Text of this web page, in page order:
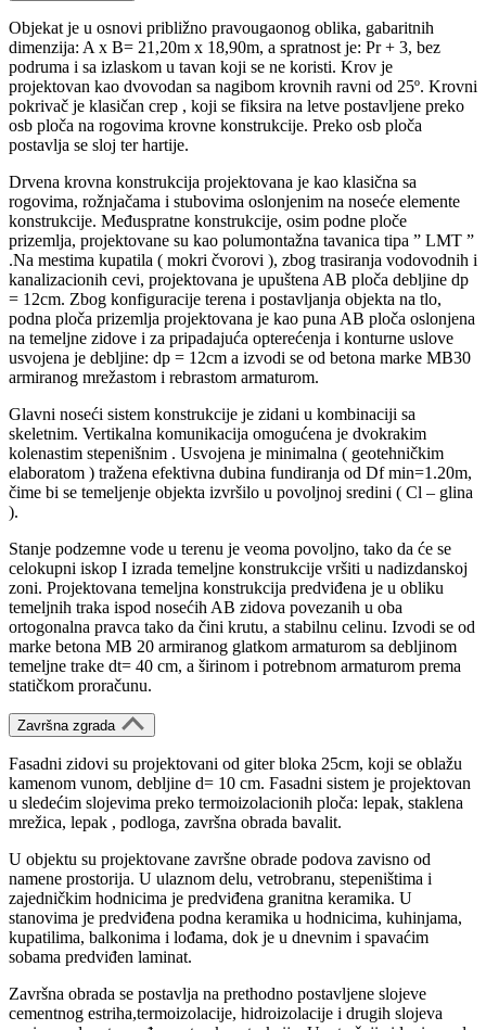
Objekat je u osnovi približno pravougaonog oblika, gabaritnih
dimenzija: A x B= 21,20m x 18,90m, a spratnost je: Pr + 3, bez
podruma i sa izlaskom u tavan koji se ne koristi. Krov je
projektovan kao dvovodan sa nagibom krovnih ravni od 25º. Krovni
pokrivač je klasičan crep , koji se fiksira na letve postavljene preko
osb ploča na rogovima krovne konstrukcije. Preko osb ploča
postavlja se sloj ter hartije.
Drvena krovna konstrukcija projektovana je kao klasična sa
rogovima, rožnjačama i stubovima oslonjenim na noseće elemente
konstrukcije. Međuspratne konstrukcije, osim podne ploče
prizemlja, projektovane su kao polumontažna tavanica tipa ” LMT ”
.Na mestima kupatila ( mokri čvorovi ), zbog trasiranja vodovodnih i
kanalizacionih cevi, projektovana je upuštena AB ploča debljine dp
= 12cm. Zbog konfiguracije terena i postavljanja objekta na tlo,
podna ploča prizemlja projektovana je kao puna AB ploča oslonjena
na temeljne zidove i za pripadajuća opterećenja i konturne uslove
usvojena je debljine: dp = 12cm a izvodi se od betona marke MB30
armiranog mrežastom i rebrastom armaturom.
Glavni noseći sistem konstrukcije je zidani u kombinaciji sa
skeletnim. Vertikalna komunikacija omogućena je dvokrakim
kolenastim stepenišnim . Usvojena je minimalna ( geotehničkim
elaboratom ) tražena efektivna dubina fundiranja od Df min=1.20m,
čime bi se temeljenje objekta izvršilo u povoljnoj sredini ( Cl – glina
).
Stanje podzemne vode u terenu je veoma povoljno, tako da će se
celokupni iskop I izrada temeljne konstrukcije vršiti u nadizdanskoj
zoni. Projektovana temeljna konstrukcija predviđena je u obliku
temeljnih traka ispod nosećih AB zidova povezanih u oba
ortogonalna pravca tako da čini krutu, a stabilnu celinu. Izvodi se od
marke betona MB 20 armiranog glatkom armaturom sa debljinom
temeljne trake dt= 40 cm, a širinom i potrebnom armaturom prema
statičkom proračunu.
Završna zgrada
Fasadni zidovi su projektovani od giter bloka 25cm, koji se oblažu
kamenom vunom, debljine d= 10 cm. Fasadni sistem je projektovan
u sledećim slojevima preko termoizolacionih ploča: lepak, staklena
mrežica, lepak , podloga, završna obrada bavalit.
U objektu su projektovane završne obrade podova zavisno od
namene prostorija. U ulaznom delu, vetrobranu, stepeništima i
zajedničkim hodnicima je predviđena granitna keramika. U
stanovima je predviđena podna keramika u hodnicima, kuhinjama,
kupatilima, balkonima i lođama, dok je u dnevnim i spavaćim
sobama predviđen laminat.
Završna obrada se postavlja na prethodno postavljene slojeve
cementnog estriha,termoizolacije, hidroizolacije i drugih slojeva